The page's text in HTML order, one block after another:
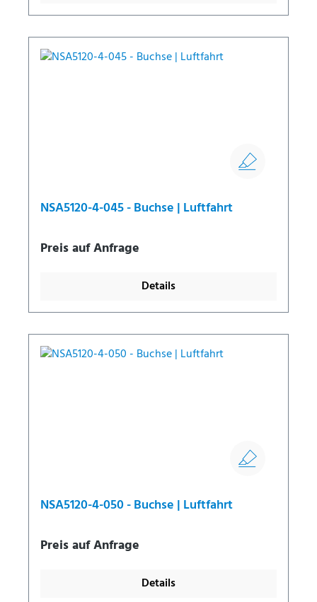
NSA5120-4-045 - Buchse | Luftfahrt
Preis auf Anfrage
Details
NSA5120-4-050 - Buchse | Luftfahrt
Preis auf Anfrage
Details